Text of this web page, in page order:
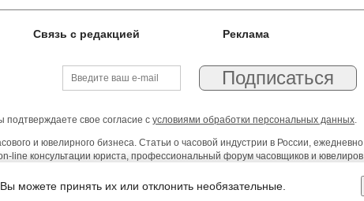
Связь с редакцией Реклама
свое согласие с условиями обработки персональных данных.
и ювелирного бизнеса. Статьи о часовой индустрии в России, ежедневно
line консультации юриста, профессиональный форум часовщиков и ювелиров
можете принять их или отклонить необязательные.